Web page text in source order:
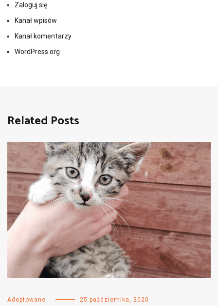
Zaloguj się
Kanał wpisów
Kanał komentarzy
WordPress.org
Related Posts
Adoptowane 25 października, 2020